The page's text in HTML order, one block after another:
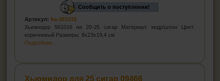
Сообщить о поступлении!
Артикул: ha-561016
Хьюмидор 561016 на 20-25 сигар Материал: кедр/шпон Цвет:
коричневый Размеры: 8x23x19,4 см
Подробнее...
Хьюмидор для 25 сигар 09466